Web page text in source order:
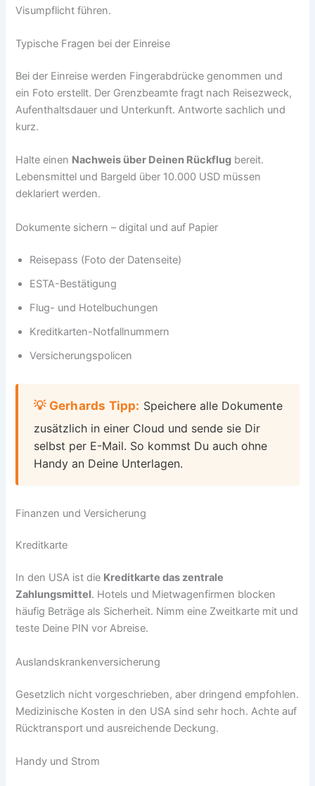
Visumpflicht führen.
Typische Fragen bei der Einreise
Bei der Einreise werden Fingerabdrücke genommen und
ein Foto erstellt. Der Grenzbeamte fragt nach Reisezweck,
Aufenthaltsdauer und Unterkunft. Antworte sachlich und
kurz.
Halte einen Nachweis über Deinen Rückflug bereit.
Lebensmittel und Bargeld über 10.000 USD müssen
deklariert werden.
Dokumente sichern – digital und auf Papier
Reisepass (Foto der Datenseite)
ESTA-Bestätigung
Flug- und Hotelbuchungen
Kreditkarten-Notfallnummern
Versicherungspolicen
💡 Gerhards Tipp: Speichere alle Dokumente
zusätzlich in einer Cloud und sende sie Dir
selbst per E-Mail. So kommst Du auch ohne
Handy an Deine Unterlagen.
Finanzen und Versicherung
Kreditkarte
In den USA ist die Kreditkarte das zentrale
Zahlungsmittel. Hotels und Mietwagenfirmen blocken
häufig Beträge als Sicherheit. Nimm eine Zweitkarte mit und
teste Deine PIN vor Abreise.
Auslandskrankenversicherung
Gesetzlich nicht vorgeschrieben, aber dringend empfohlen.
Medizinische Kosten in den USA sind sehr hoch. Achte auf
Rücktransport und ausreichende Deckung.
Handy und Strom